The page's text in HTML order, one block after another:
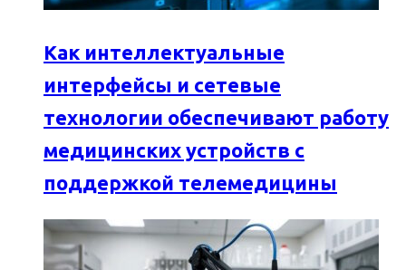
Как интеллектуальные
интерфейсы и сетевые
технологии обеспечивают работу
медицинских устройств с
поддержкой телемедицины